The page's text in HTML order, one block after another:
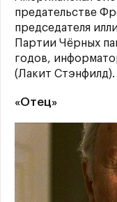
предательстве
председателя
Партии Чёрных
годов,
(Лакит Стэнфилд).
«Отец»